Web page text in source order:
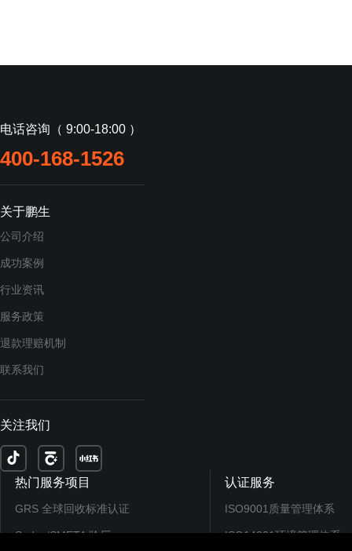
电话咨询（ 9:00-18:00 ）
400-168-1526
关于鹏生
公司介绍
成功案例
行业资讯
服务政策
退款理赔机制
联系我们
关注我们
热门服务项目
GRS 全球回收标准认证
Sedex/SMETA 验厂
认证服务
ISO9001质量管理体系
ISO14001环境管理体系